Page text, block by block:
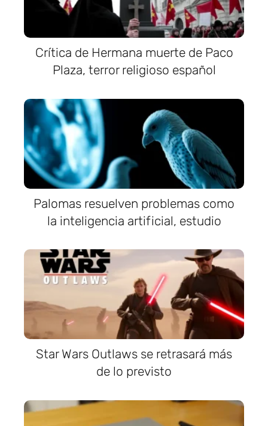
Crítica de Hermana muerte de Paco
Plaza, terror religioso español
Palomas resuelven problemas como
la inteligencia artificial, estudio
Star Wars Outlaws se retrasará más
de lo previsto